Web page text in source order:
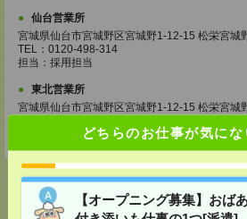
どちらのお仕事が気にな
【オープニング募集】おば
仙台営業所
宮城県仙台市宮城野区宮城野1-12-15 松栄宮城
TEL：0120-498-314
担当：採用担当
東北営業所
宮城県仙台市宮城野区宮城野1-12-15 松栄宮城
担当：採用担当